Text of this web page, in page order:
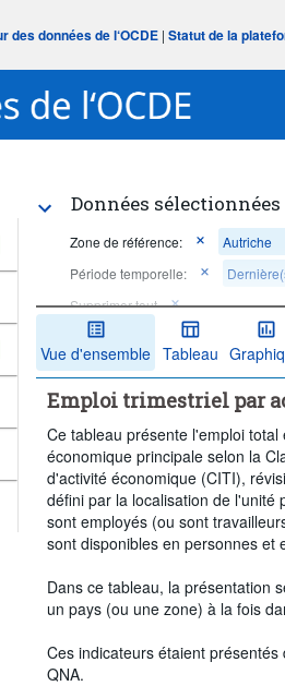
des données de l‘OCDE |Statut de la
Données
Zone de référence: Autriche
Période temporelle:
Supprimer tout
Vue d'ensemble Tableau
Emploi trimestriel par
Ce tableau présente l'emploi
économique principale selon la
d'activité économique (CITI),
défini par la localisation de
sont employés (ou sont
sont disponibles en personnes et
Dans ce tableau, la présentation
un pays (ou une zone) à la fois
Ces indicateurs étaient
QNA.